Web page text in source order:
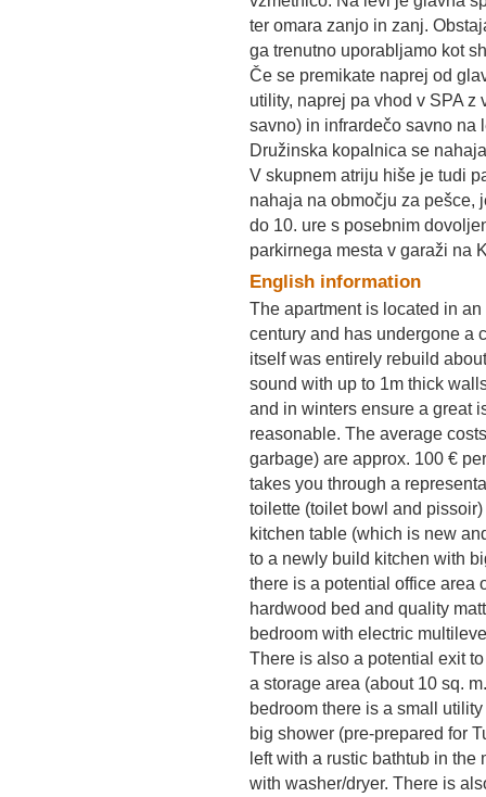
ter omara zanjo in zanj.
ga trenutno uporabljamo kot
Če se premikate naprej od
utility, naprej pa vhod v SPA
savno) in infrardečo savno na
Družinska kopalnica se
V skupnem atriju hiše je tudi
nahaja na območju za pešce,
do 10. ure s posebnim
parkirnega mesta v garaži na
English information
The apartment is located in
century and has undergone a
itself was entirely rebuild
sound with up to 1m thick
and in winters ensure a great
reasonable. The average
garbage) are approx. 100 €
takes you through a
toilette (toilet bowl and
kitchen table (which is new
to a newly build kitchen with
there is a potential office area
hardwood bed and quality
bedroom with electric
There is also a potential exit
a storage area (about 10 sq.
bedroom there is a small
big shower (pre-prepared for
left with a rustic bathtub in
with washer/dryer. There is